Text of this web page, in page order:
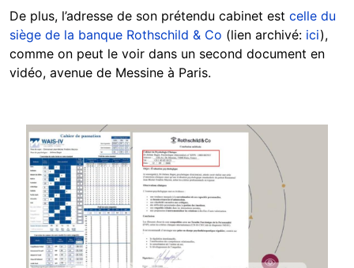
De plus, l’adresse de son prétendu cabinet est celle du
siège de la banque Rothschild & Co (lien archivé: ici),
comme on peut le voir dans un second document en
vidéo, avenue de Messine à Paris.
Image